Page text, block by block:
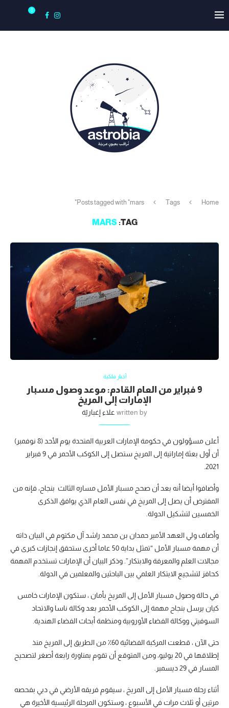
0
Home
Tags
Posts tagged with "mars"
TAG:
MARS
أخبار فلكية
9 فبراير من العام القادم: موعد وصول مسبار
الإمارات إلى المريخ
written by علاء إغباريّة
أعلن مسؤولون في حكومة الإمارات العربية المتحدة يوم الأحد (8 نوفمبر)
أن أول بعثة إماراتية إلى المريخ ستصل إلى الكوكب الأحمر في 9 فبراير
2021.
وأضافوا أيضا أنه بعد أن صحح مسبار الأمل مساره الثالث بنجاح، فإنه من
المفترض أن يصل إلى المريخ في نفس العام الذي يوافق الذكرى
الخمسين لتشكيل الدولة.
وأضاف ولي العهد الأمير حمدان بن محمد راشد آل مكتوم في البيان ذاته
أن مهمة مسبار الأمل “تمثل بداية 50 عاما أخرى ستحقق إنجازات كبرى في
مجالات العلم والمعرفة والابتكار”. وذكر البيان أن الإمارات تستخدم المهمة
كحافز لتشجيع الابتكار العلمي بين الباحثين والمعلمين في الدولة.
في حالة وصول مسبار الأمل إلى المريخ بأمان ، ستكون الإمارات خامس
كيان يرسل بنجاح مهمة إلى الكوكب الأحمر بعد وكالة ناسا والاتحاد
السوفيتي ووكالة الفضاء الأوروبية ومنظمة أبحاث الفضاء الهندية.
حتى الآن ، قطعت المركبة الفضائية 60٪ من الطريق إلى المريخ منذ
إطلاقها في 20 يوليو، ومن المتوقع أن تقوم بمناورة رابعة أصغر لتصحيح
المسار في 29 ديسمبر.
أثناء رحلة مسبار الأمل إلى المريخ ، سيقوم فريقه الأرضي في دبي بفحصه
مرتين أو ثلاث مرات في الأسبوع ، وستكون المرحلة الرئيسية الأخيرة هي